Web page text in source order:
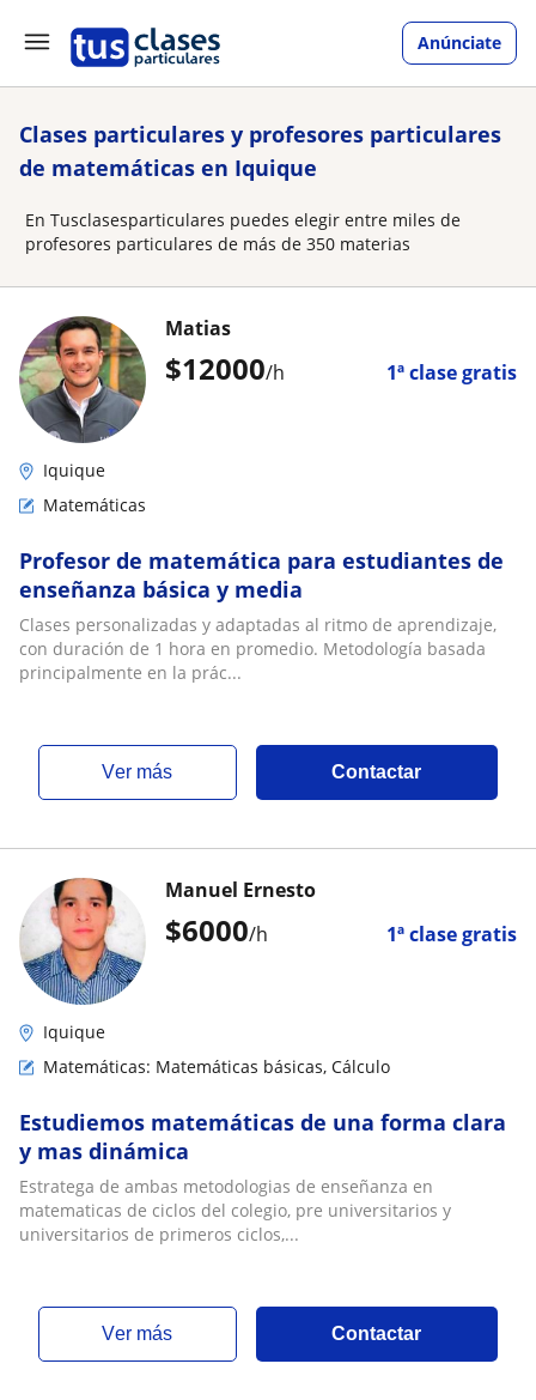
Anúnciate
Clases particulares y profesores particulares
de matemáticas en Iquique
En Tusclasesparticulares puedes elegir entre miles de
profesores particulares de más de 350 materias
$12000/h 1ª clase gratis
Matias
Iquique
Matemáticas
Profesor de matemática para estudiantes de
enseñanza básica y media
Clases personalizadas y adaptadas al ritmo de aprendizaje,
con duración de 1 hora en promedio. Metodología basada
principalmente en la prác...
ver más Contactar
$6000/h 1ª clase gratis
Manuel Ernesto
Iquique
Matemáticas: Matemáticas básicas, Cálculo
Estudiemos matemáticas de una forma clara
y mas dinámica
Estratega de ambas metodologias de enseñanza en
matematicas de ciclos del colegio, pre universitarios y
universitarios de primeros ciclos,...
ver más Contactar